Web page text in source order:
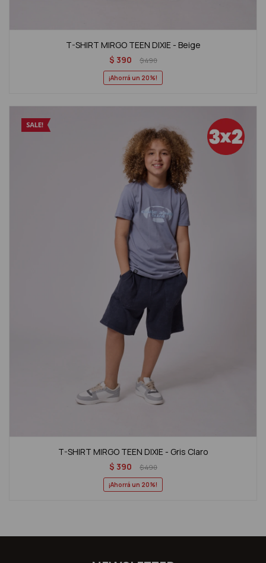
T-SHIRT MIRGO TEEN DIXIE - Beige
$ 390 $490
20
T-SHIRT MIRGO TEEN DIXIE - Gris Claro
$ 390 $490
20